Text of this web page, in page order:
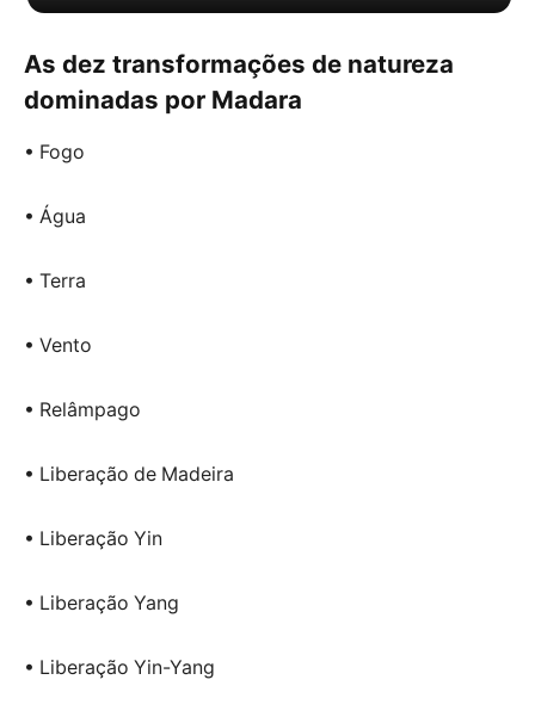
As dez transformações de natureza
dominadas por Madara
• Fogo
• Água
• Terra
• Vento
• Relâmpago
• Liberação de Madeira
• Liberação Yin
• Liberação Yang
• Liberação Yin-Yang